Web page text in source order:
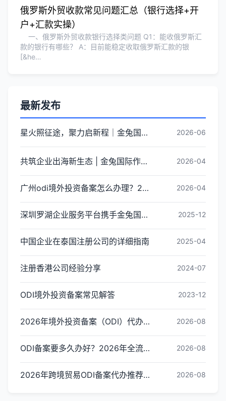
俄罗斯外贸收款常见问题汇总（银行选择+开
户+汇款实操）
一、俄罗斯外贸收款银行选择类问题 Q1：能收俄罗斯汇
款的银行有哪些？ A：目前能稳定收取俄罗斯汇款的银
[&he…
最新发布
星火照征途，聚力启新程｜金兔国际井冈山红色研学团建圆满收官 2026-06
共筑企业出海新生态 | 金兔国际作为代表单位亮相宝安区出海服务中心揭牌仪式 2026-04
广州odi境外投资备案怎么办理？2026年最新流程详解 2026-04
深圳罗湖企业服务平台携手金兔国际ODI备案专家,共建跨境出海全链条服务新生态 2025-12
中国企业在泰国注册公司的详细指南 2025-04
注册香港公司经验分享 2024-07
ODI境外投资备案常见解答 2023-12
2026年境外投资备案（ODI）代办收费标准与影响因素解析 2026-08
ODI备案要多久办好？2026年全流程时间拆解与加速审批指南 2026-08
2026年跨境贸易ODI备案代办推荐与核心选择标准指南 2026-08